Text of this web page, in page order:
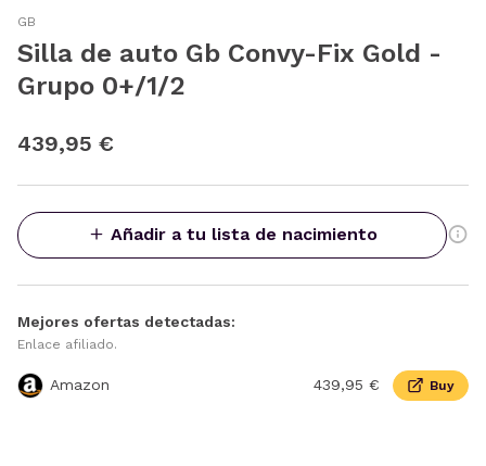
GB
Silla de auto Gb Convy-Fix Gold -
Grupo 0+/1/2
439,95 €
Añadir a tu lista de nacimiento
Mejores ofertas detectadas:
Enlace afiliado.
Amazon 439,95 € Buy